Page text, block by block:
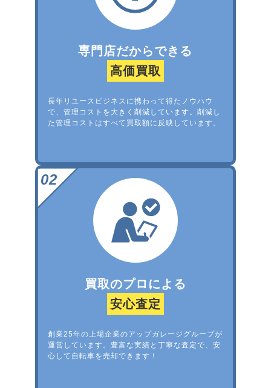
専門店だからできる
高価買取
長年リユースビジネスに携わって得たノウハウ
で、管理コストを大きく削減しています。削減し
た管理コストはすべて買取額に反映しています。
買取のプロによる
安心査定
創業25年の上場企業のアップガレージグループが
運営しています。豊富な実績と丁寧な査定で、安
心して自転車を売却できます！